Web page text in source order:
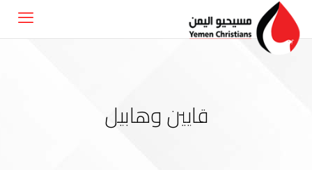
قايين وهابيل